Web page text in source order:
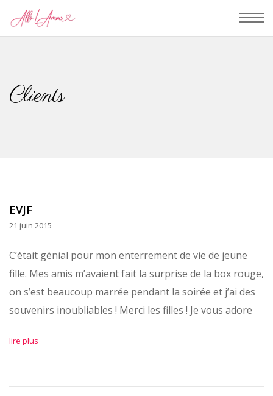
Clients
EVJF
21 juin 2015
C’était génial pour mon enterrement de vie de jeune
fille. Mes amis m’avaient fait la surprise de la box rouge,
on s’est beaucoup marrée pendant la soirée et j’ai des
souvenirs inoubliables ! Merci les filles ! Je vous adore
lire plus